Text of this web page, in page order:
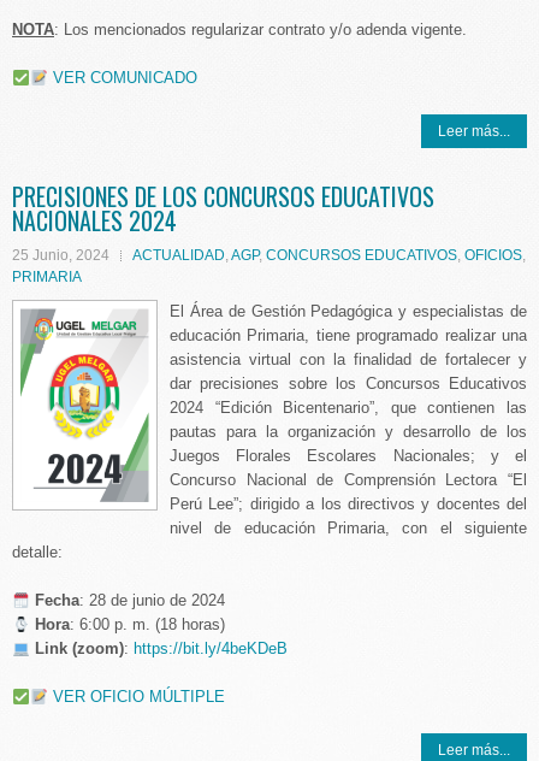
NOTA: Los mencionados regularizar contrato y/o adenda vigente.
VER COMUNICADO
Leer más...
PRECISIONES DE LOS CONCURSOS EDUCATIVOS
NACIONALES 2024
25 Junio, 2024 ACTUALIDAD,AGP, CONCURSOS EDUCATIVOS, OFICIOS,
PRIMARIA
El Área de Gestión Pedagógica y especialistas de
educación Primaria, tiene programado realizar una
asistencia virtual con la finalidad de fortalecer y
dar precisiones sobre los Concursos Educativos
2024 “Edición Bicentenario”, que contienen las
pautas para la organización y desarrollo de los
Juegos Florales Escolares Nacionales; y el
Concurso Nacional de Comprensión Lectora “El
Perú Lee”; dirigido a los directivos y docentes del
nivel de educación Primaria, con el siguiente
detalle:
️ Fecha: 28 de junio de 2024
Hora: 6:00 p. m. (18 horas)
Link (zoom): https://bit.ly/4beKDeB
VER OFICIO MÚLTIPLE
Leer más...